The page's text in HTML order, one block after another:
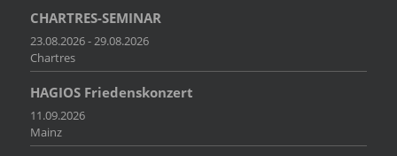
CHARTRES-SEMINAR
23.08.2026 - 29.08.2026
Chartres
HAGIOS Friedenskonzert
11.09.2026
Mainz